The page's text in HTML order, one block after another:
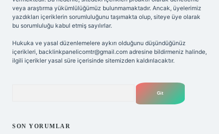
veya araştırma yükümlülüğümüz bulunmamaktadır. Ancak, üyelerimiz
yazdıkları içeriklerin sorumluluğunu taşımakta olup, siteye üye olarak
bu sorumluluğu kabul etmiş sayılırlar.
Hukuka ve yasal düzenlemelere aykırı olduğunu düşündüğünüz
içerikleri, backlinkpanelicomtr@gmail.com adresine bildirmeniz halinde,
ilgili içerikler yasal süre içerisinde sitemizden kaldırılacaktır.
SON YORUMLAR